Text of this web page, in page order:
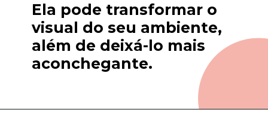
Ela pode transformar
visual do seu ambiente,
além de deixá-lo mais
aconchegante.